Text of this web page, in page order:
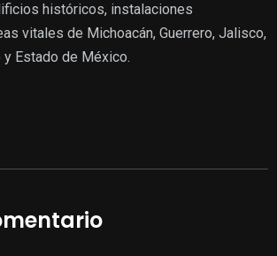
históricos, instalaciones
vitales de Michoacán, Guerrero, Jalisco,
Estado de México.